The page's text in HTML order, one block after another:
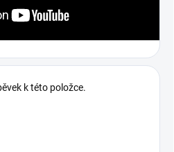
k této položce.